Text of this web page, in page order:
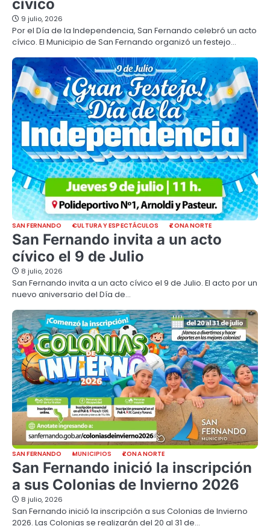
cívico
9 julio, 2026
Por el Día de la Independencia, San Fernando celebró un acto
cívico. El Municipio de San Fernando organizó un festejo…
SAN FERNANDO CULTURA Y ESPECTÁCULOS ZONA NORTE
San Fernando invita a un acto
cívico el 9 de Julio
8 julio, 2026
San Fernando invita a un acto cívico el 9 de Julio. El acto por un
nuevo aniversario del Día de…
SAN FERNANDO MUNICIPIOS ZONA NORTE
San Fernando inició la inscripción
a sus Colonias de Invierno 2026
8 julio, 2026
San Fernando inició la inscripción a sus Colonias de Invierno
2026. Las Colonias se realizarán del 20 al 31 de…